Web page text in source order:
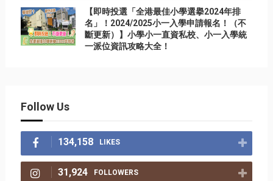
【即時投選「全港最佳小學選擧2024年排
名」！2024/2025小一入學申請報名！（不
斷更新）】小學小一直資私校、小一入學統
一派位資訊攻略大全！
Follow Us
134,158 LIKES
31,924 FOLLOWERS